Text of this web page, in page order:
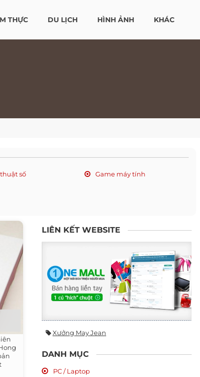
THỰC DU LỊCH HÌNH ẢNH KHÁC
số
Game máy tính
LIÊN KẾT WEBSITE
Xưởng May Jean
DANH MỤC
PC / Laptop